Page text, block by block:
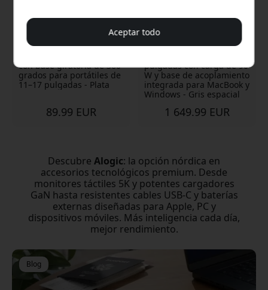
Soporte giratorio para
con base giratoria de 360
grados para portátiles de
11–17 pulgadas - Plata
89.99 EUR
Monitor ALOGIC Edge
pulgadas con carga de 90
W y base de acoplamiento
integrada para MacBook y
Windows - Gris espacial
1 649.99 EUR
Descubre Alogic: la opción nórdica en
accesorios tecnológicos premium. Desde
monitores táctiles 5K y potentes cargadores
GaN hasta resistentes cables USB-C y baterías
externas diseñadas para Apple, PC y
dispositivos móviles. Más inteligencia cada día,
mejor rendimiento.
Blog
Aceptar todo